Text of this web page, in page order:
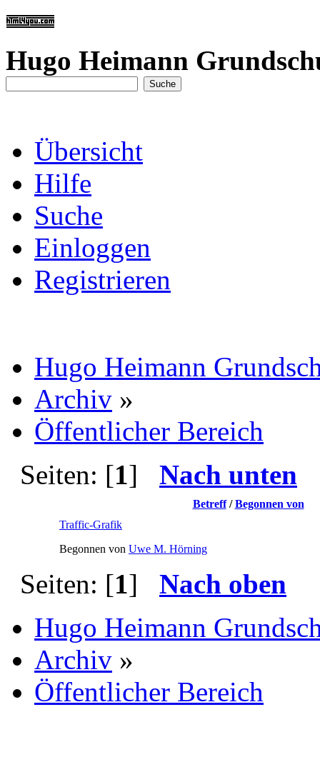
Hugo Heimann
Übersicht
Hilfe
Suche
Einloggen
Registrieren
Hugo Heimann
Archiv »
Öffentlicher Bereich
Seiten: [1] Nach unten
Betreff/Begonnen von
Traffic-Grafik
Begonnen von Uwe M. Hörning
Seiten: [1] Nach oben
Hugo Heimann
Archiv »
Öffentlicher Bereich